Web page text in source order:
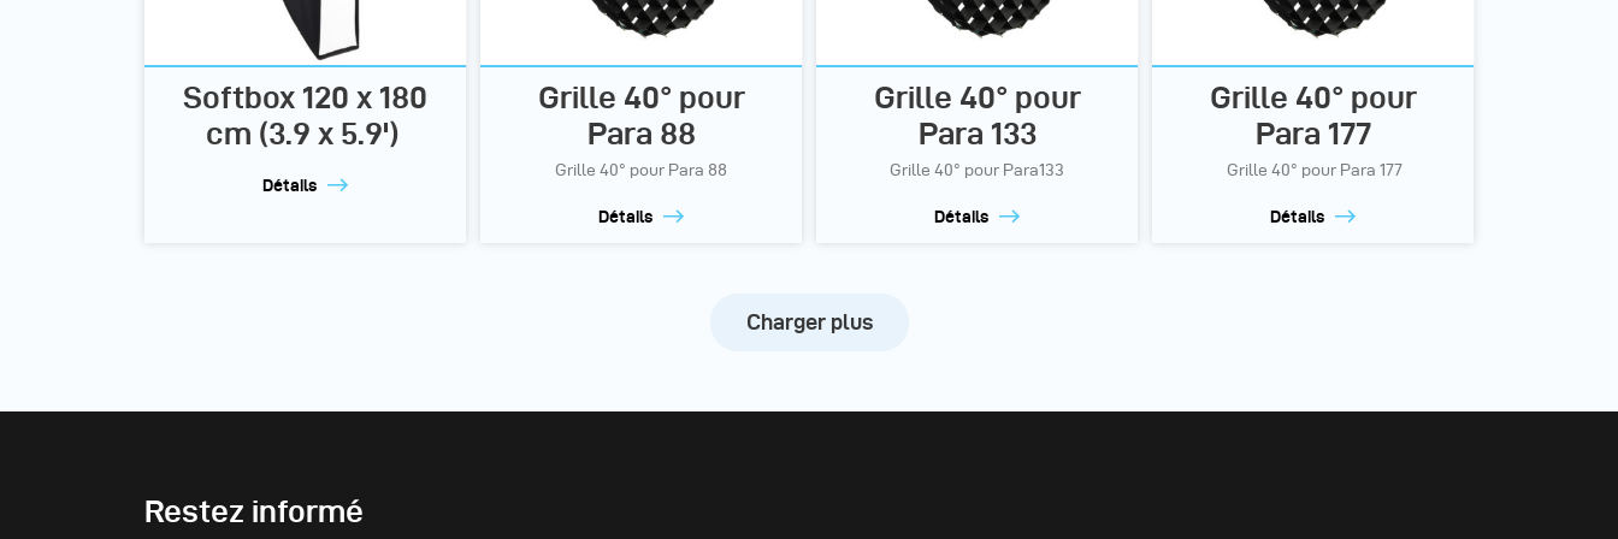
Softbox 120 x 180
cm (3.9 x 5.9')
Détails
Grille 40° pour
Para 88
Grille 40° pour Para 88
Détails
Grille 40° pour
Para 133
Grille 40° pour Para133
Détails
Grille 40° pour
Para 177
Grille 40° pour Para 177
Détails
Charger plus
Restez informé